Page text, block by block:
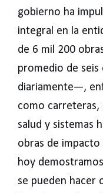
gobierno ha
integral en la
de 6 mil 200
promedio de seis
diariamente—,
como
salud y sistemas
obras de
hoy
se pueden hacer